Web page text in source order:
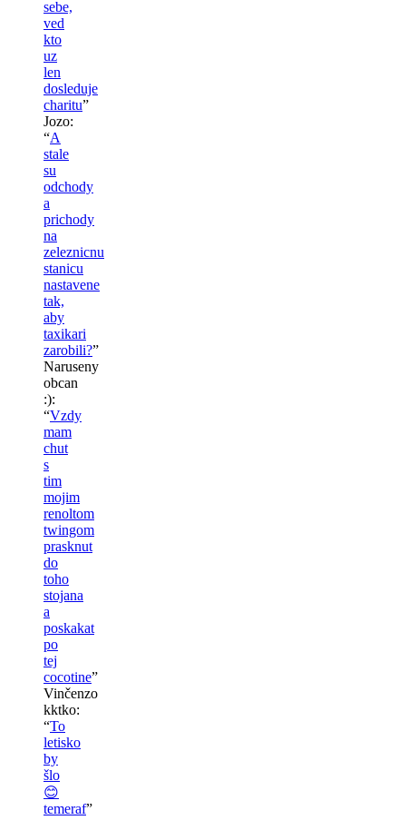
sebe,
ved
kto
uz
len
dosleduje
charitu”
Jozo:
“A
stale
su
odchody
a
prichody
na
zeleznicnu
stanicu
nastavene
tak,
aby
taxikari
zarobili?”
Naruseny
obcan
:):
“Vzdy
mam
chut
s
tim
mojim
renoltom
twingom
prasknut
do
toho
stojana
a
poskakat
po
tej
cocotine”
Vinčenzo
kktko:
“To
letisko
by
šlo
😊
temeraf”